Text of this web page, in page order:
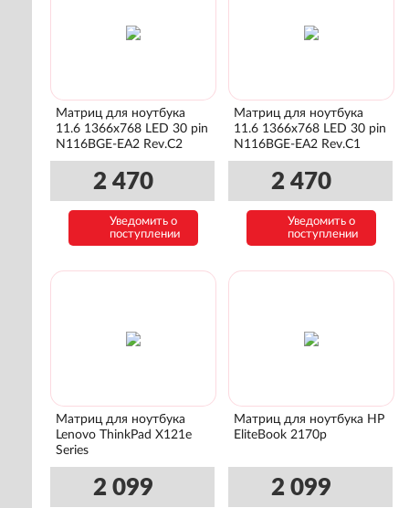
Матриц для ноутбука
11.6 1366x768 LED 30 pin
N116BGE-EA2 Rev.C2
2 470
Уведомить о
поступлении
Матриц для ноутбука
11.6 1366x768 LED 30 pin
N116BGE-EA2 Rev.C1
2 470
Уведомить о
поступлении
Матриц для ноутбука
Lenovo ThinkPad X121e
Series
2 099
Матриц для ноутбука HP
EliteBook 2170p
2 099